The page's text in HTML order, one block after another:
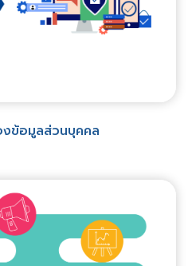
งข้อมูลส่วนบุคคล